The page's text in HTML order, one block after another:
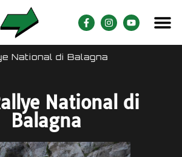
National di Balagna
National di
Balagna